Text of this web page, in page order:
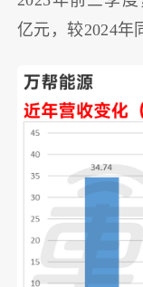
亿元，较2024年